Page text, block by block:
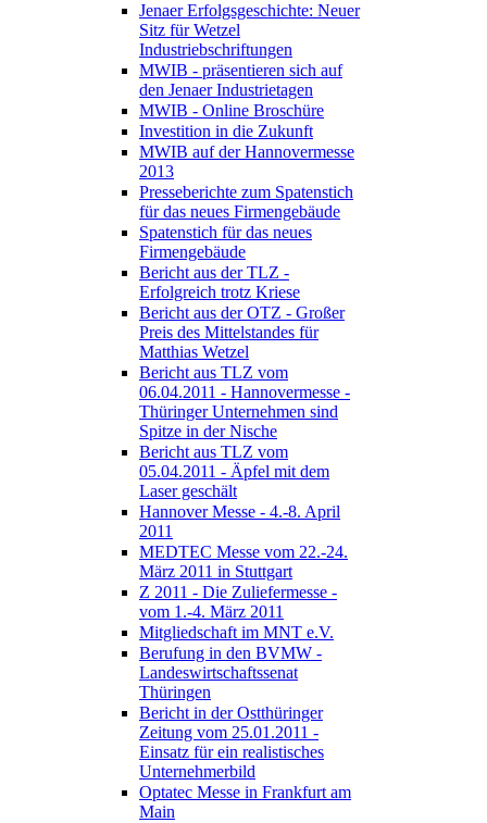
Jenaer Erfolgsgeschichte: Neuer
Sitz für Wetzel
Industriebschriftungen
MWIB - präsentieren sich auf
den Jenaer Industrietagen
MWIB - Online Broschüre
Investition in die Zukunft
MWIB auf der Hannovermesse
2013
Presseberichte zum Spatenstich
für das neues Firmengebäude
Spatenstich für das neues
Firmengebäude
Bericht aus der TLZ -
Erfolgreich trotz Kriese
Bericht aus der OTZ - Großer
Preis des Mittelstandes für
Matthias Wetzel
Bericht aus TLZ vom
06.04.2011 - Hannovermesse -
Thüringer Unternehmen sind
Spitze in der Nische
Bericht aus TLZ vom
05.04.2011 - Äpfel mit dem
Laser geschält
Hannover Messe - 4.-8. April
2011
MEDTEC Messe vom 22.-24.
März 2011 in Stuttgart
Z 2011 - Die Zuliefermesse -
vom 1.-4. März 2011
Mitgliedschaft im MNT e.V.
Berufung in den BVMW -
Landeswirtschaftssenat
Thüringen
Bericht in der Ostthüringer
Zeitung vom 25.01.2011 -
Einsatz für ein realistisches
Unternehmerbild
Optatec Messe in Frankfurt am
Main